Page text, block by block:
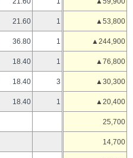
21.60 1 ▲53,800
36.80 1 ▲244,900
18.40 1 ▲76,800
18.40 3 ▲30,300
18.40 1 ▲20,400
25,700
14,700